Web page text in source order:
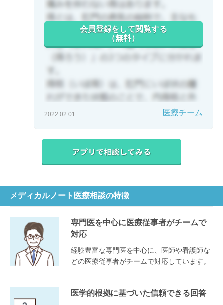
会員登録をして閲覧する
（無料）
2022.02.01 医療チーム
メディカルノート医療相談の特徴
専門医を中心に医療従事者がチームで
対応
経験豊富な専門医を中心に、医師や看護師な
どの医療従事者がチームで対応しています。
医学的根拠に基づいた信頼できる回答